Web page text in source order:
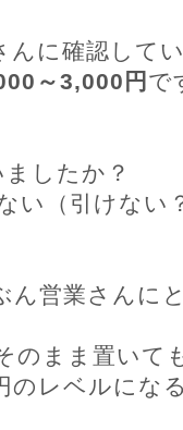
んに確認して
～3,000円 で
したか？
い（引けない
ん営業さんに
のまま置いて
レベルにな